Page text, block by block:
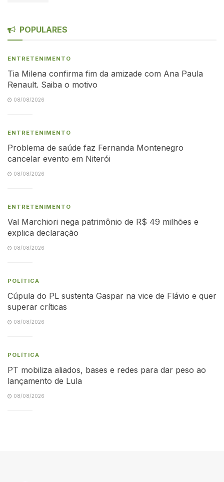
POPULARES
ENTRETENIMENTO
Tia Milena confirma fim da amizade com Ana Paula
Renault. Saiba o motivo
08/08/2026
ENTRETENIMENTO
Problema de saúde faz Fernanda Montenegro
cancelar evento em Niterói
08/08/2026
ENTRETENIMENTO
Val Marchiori nega patrimônio de R$ 49 milhões e
explica declaração
08/08/2026
POLÍTICA
Cúpula do PL sustenta Gaspar na vice de Flávio e quer
superar críticas
08/08/2026
POLÍTICA
PT mobiliza aliados, bases e redes para dar peso ao
lançamento de Lula
08/08/2026